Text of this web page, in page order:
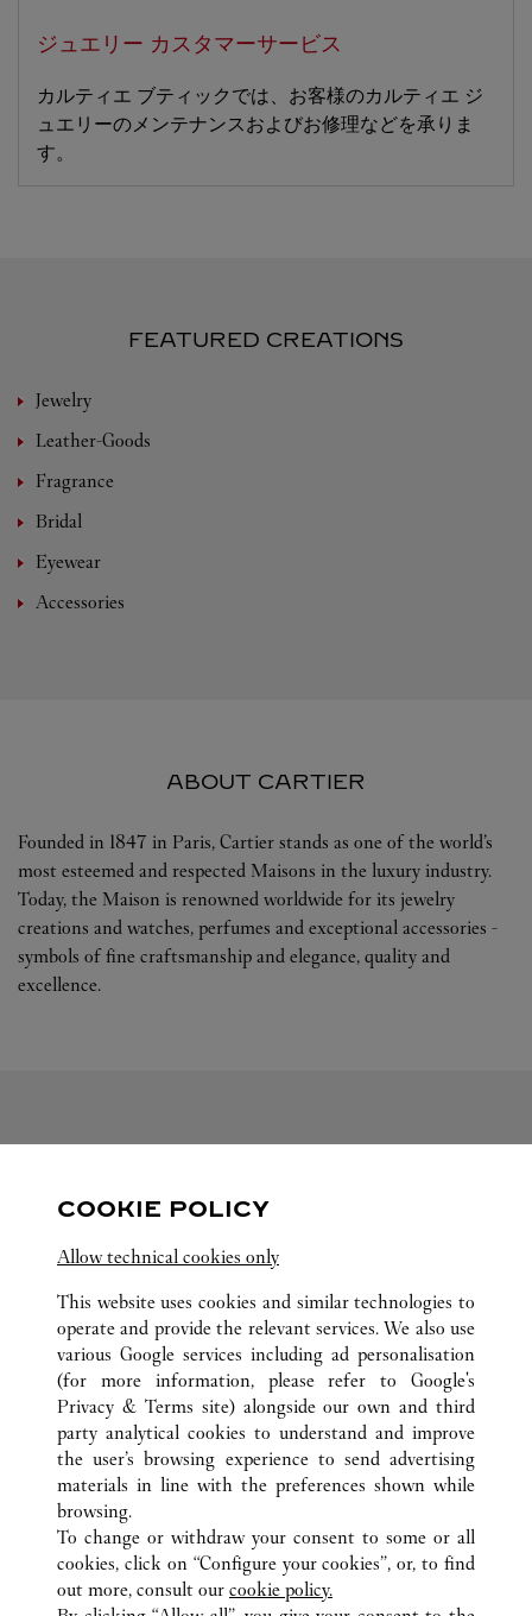
ジュエリー カスタマーサービス
カルティエ ブティックでは、お客様のカルティエ ジ
ュエリーのメンテナンスおよびお修理などを承りま
す。
FEATURED CREATIONS
Jewelry
Leather-Goods
Fragrance
Bridal
Eyewear
Accessories
ABOUT CARTIER
Founded in 1847 in Paris, Cartier stands as one of the world’s
most esteemed and respected Maisons in the luxury industry.
Today, the Maison is renowned worldwide for its jewelry
creations and watches, perfumes and exceptional accessories -
symbols of fine craftsmanship and elegance, quality and
excellence.
FOLLOW US
Visit us on Facebook
Link Opens in New Tab
Visit us on Instagram
Link Opens in New Tab
Visit us on Pinterest
Link Opens in New Tab
Visit us on Tumblr
Link Opens in New Tab
ALL CARTIER LOCATIONS JAPAN
OKINAWA
NAHA-SHI
4 – 1 OMOROMACHI
CUSTOMER CARE
CONTACT US
COOKIE POLICY
Allow technical cookies only
This website uses cookies and similar technologies to
operate and provide the relevant services. We also use
various Google services including ad personalisation
(for more information, please refer to Google's
Privacy & Terms site) alongside our own and third
party analytical cookies to understand and improve
the user’s browsing experience to send advertising
materials in line with the preferences shown while
browsing.
To change or withdraw your consent to some or all
cookies, click on “Configure your cookies”, or, to find
out more, consult our cookie policy.